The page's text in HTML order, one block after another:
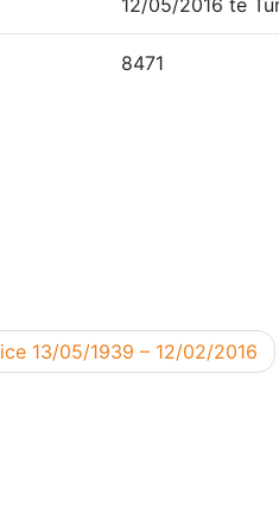
12/05/2016 te
8471
13/05/1939 – 12/02/2016